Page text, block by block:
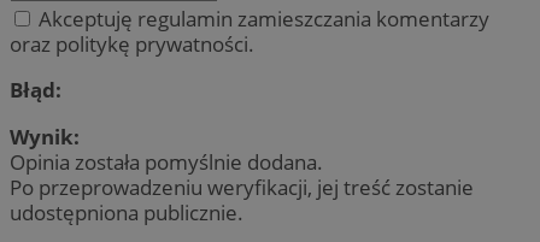
Akceptuję regulamin zamieszczania komentarzy
oraz politykę prywatności.
Błąd:
Wynik:
Opinia została pomyślnie dodana.
Po przeprowadzeniu weryfikacji, jej treść zostanie
udostępniona publicznie.